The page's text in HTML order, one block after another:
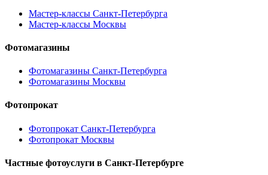
Мастер-классы Санкт-Петербурга
Мастер-классы Москвы
Фотомагазины
Фотомагазины Санкт-Петербурга
Фотомагазины Москвы
Фотопрокат
Фотопрокат Санкт-Петербурга
Фотопрокат Москвы
Частные фотоуслуги в Санкт-Петербурге